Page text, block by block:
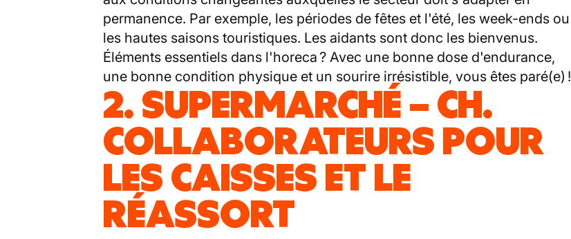
permanence. Par exemple, les périodes de fêtes et l'été, les week-ends ou
les hautes saisons touristiques. Les aidants sont donc les bienvenus.
Éléments essentiels dans l'horeca ? Avec une bonne dose d'endurance,
une bonne condition physique et un sourire irrésistible, vous êtes paré(e) !
2. SUPERMARCHÉ – CH.
COLLABORATEURS POUR
LES CAISSES ET LE
RÉASSORT